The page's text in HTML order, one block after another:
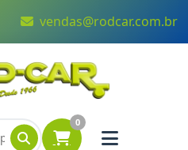
vendas@rodcar.com.br
0